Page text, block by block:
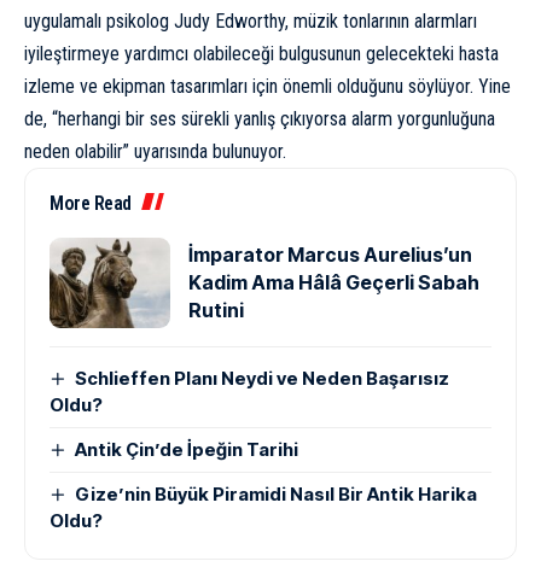
uygulamalı psikolog Judy Edworthy, müzik tonlarının alarmları
iyileştirmeye yardımcı olabileceği bulgusunun gelecekteki hasta
izleme ve ekipman tasarımları için önemli olduğunu söylüyor. Yine
de, “herhangi bir ses sürekli yanlış çıkıyorsa alarm yorgunluğuna
neden olabilir” uyarısında bulunuyor.
More Read
İmparator Marcus Aurelius’un
Kadim Ama Hâlâ Geçerli Sabah
Rutini
Schlieffen Planı Neydi ve Neden Başarısız
Oldu?
Antik Çin’de İpeğin Tarihi
Gize’nin Büyük Piramidi Nasıl Bir Antik Harika
Oldu?